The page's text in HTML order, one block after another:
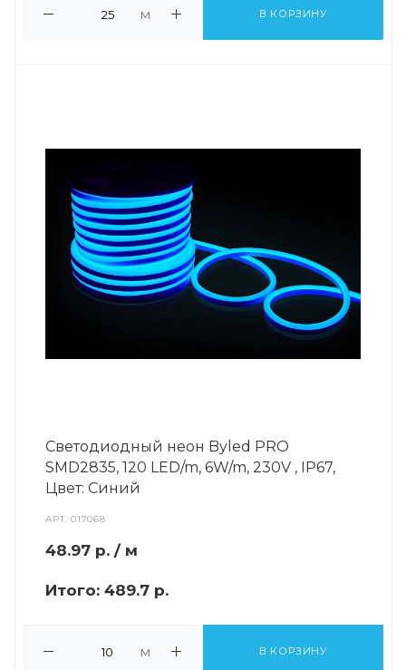
м В КОРЗИНУ
Светодиодный неон Byled PRO
SMD2835, 120 LED/m, 6W/m, 230V , IP67,
Цвет: Синий
АРТ.017068
48.97 р. / м
Итого: 489.7 р.
м В КОРЗИНУ